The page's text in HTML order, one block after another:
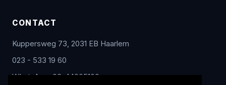
CONTACT
Kuppersweg 73, 2031 EB Haarlem
023 - 533 19 60
WhatsApp: 06-44005100